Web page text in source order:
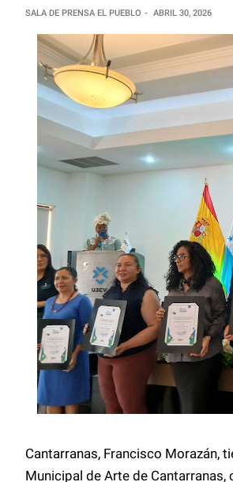
SALA DE PRENSA EL PUEBLO ABRIL 30, 2026
Cantarranas, Francisco Morazán,
Municipal de Arte de